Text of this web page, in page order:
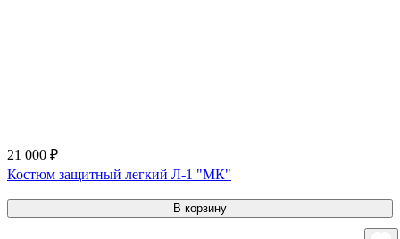
21 000 ₽
Костюм защитный легкий Л-1 "МК"
В корзину